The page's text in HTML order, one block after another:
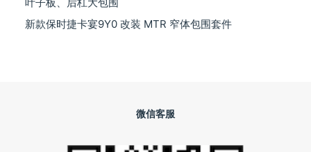
叶子板、后杠大包围
新款保时捷卡宴9Y0 改装 MTR 窄体包围套件
微信客服